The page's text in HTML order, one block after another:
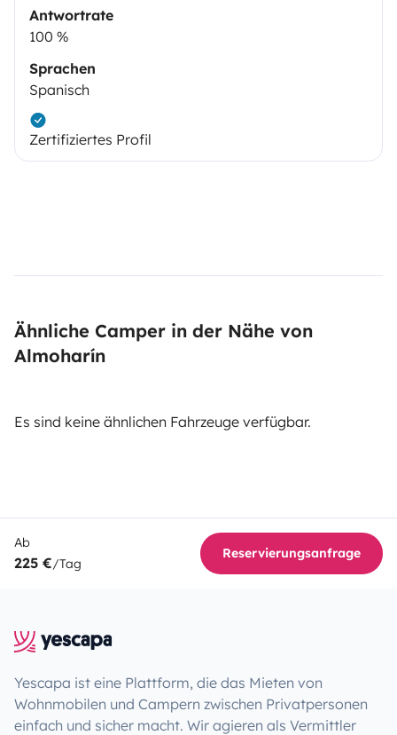
Antwortrate
100 %
Sprachen
Spanisch
Zertifiziertes Profil
Ähnliche Camper in der Nähe von
Almoharín
Es sind keine ähnlichen Fahrzeuge verfügbar.
Ab
225 €/Tag
Reservierungsanfrage
Yescapa ist eine Plattform, die das Mieten von
Wohnmobilen und Campern zwischen Privatpersonen
einfach und sicher macht. Wir agieren als Vermittler